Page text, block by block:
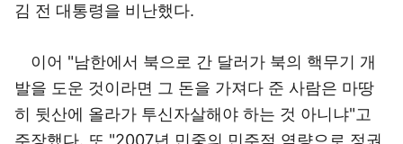
김 전 대통령을 비난했다.
이어 "남한에서 북으로 간 달러가 북의 핵무기 개
발을 도운 것이라면 그 돈을 가져다 준 사람은 마땅
히 뒷산에 올라가 투신자살해야 하는 것 아니냐"고
주장했다. 또 "2007년 민중의 민주적 역량으로 정권